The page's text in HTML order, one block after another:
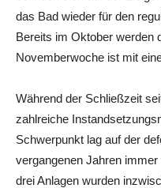
das Bad wieder für den
Bereits im Oktober werden
Novemberwoche ist mit
Während der Schließzeit
zahlreiche
Schwerpunkt lag auf der
vergangenen Jahren
drei Anlagen wurden